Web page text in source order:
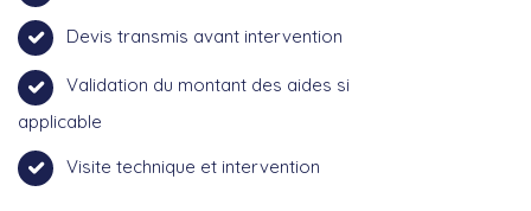
Devis transmis avant intervention
Validation du montant des aides si
applicable
Visite technique et intervention